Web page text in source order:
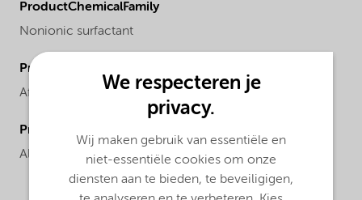
ProductChemicalFamily
Nonionic surfactant
ProductRegionalAvailability
Africa,
Asia Pacific, Europe,Oceania
ProductChemicalsName
Alcohol ethoxylate
We respecteren je
privacy.
Wij maken gebruik van essentiële en
niet-essentiële cookies om onze
diensten aan te bieden, te beveiligigen,